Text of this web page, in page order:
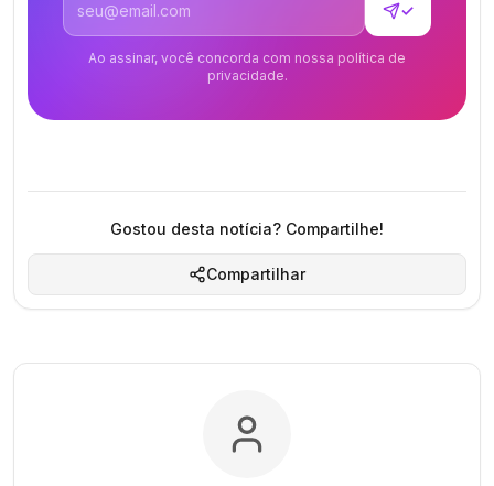
✓
Ao assinar, você concorda com nossa política de
privacidade.
Gostou desta notícia? Compartilhe!
Compartilhar